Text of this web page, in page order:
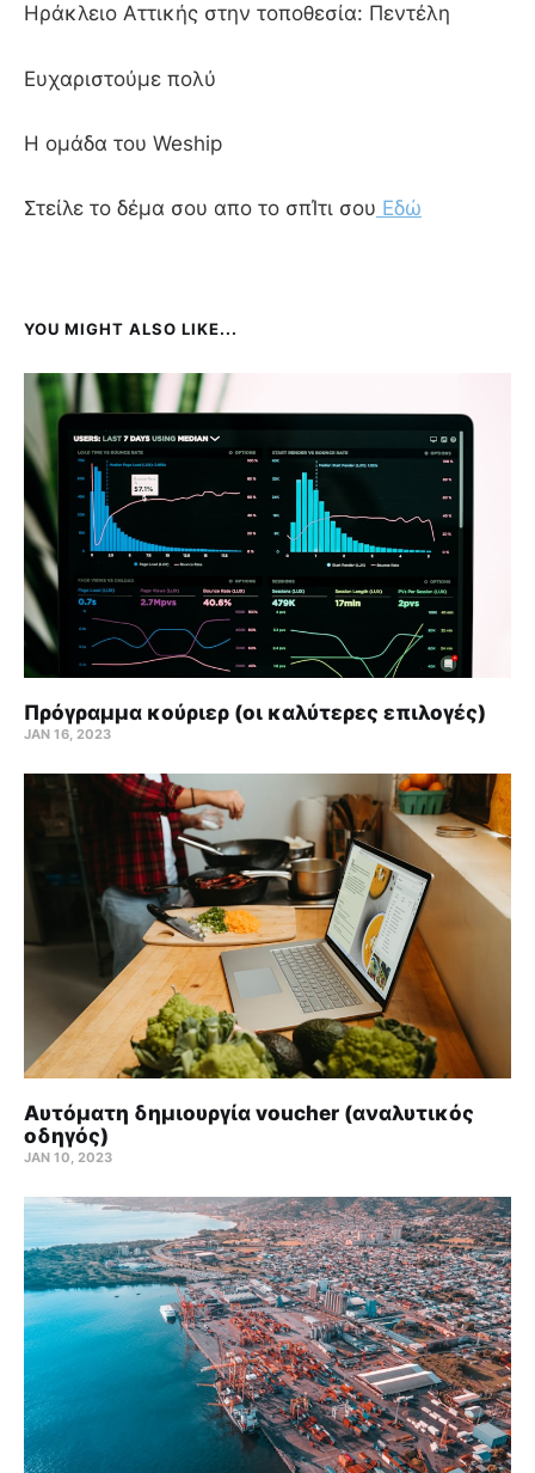
Ηράκλειο Αττικής στην τοποθεσία: Πεντέλη
Ευχαριστούμε πολύ
Η ομάδα του Weship
Στείλε το δέμα σου απο το σπΊτι σου Εδώ
YOU MIGHT ALSO LIKE...
Πρόγραμμα κούριερ (οι καλύτερες επιλογές)
JAN 16, 2023
Αυτόματη δημιουργία voucher (αναλυτικός
οδηγός)
JAN 10, 2023